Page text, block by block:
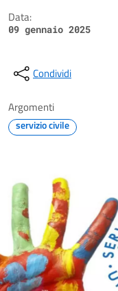
Data:
09 gennaio 2025
Condividi
Argomenti
servizio civile